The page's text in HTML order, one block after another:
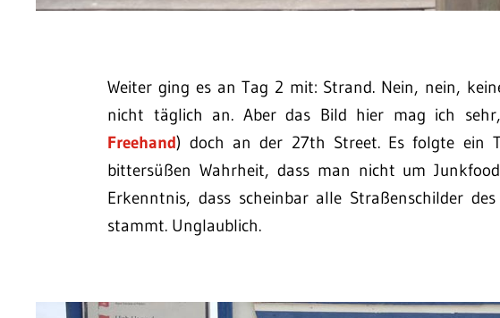
Weiter ging es an Tag 2 mit: Strand. Nein, nein,
nicht täglich an. Aber das Bild hier mag ich
Freehand) doch an der 27th Street. Es folgte ein
bittersüßen Wahrheit, dass man nicht um
Erkenntnis, dass scheinbar alle Straßenschilder des
stammt. Unglaublich.